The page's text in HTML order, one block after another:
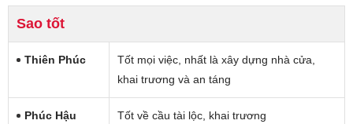
Sao tốt
Thiên Phúc
Tốt mọi việc, nhất là xây dựng nhà cửa,
khai trương và an táng
Phúc Hậu Tốt về cầu tài lộc, khai trương